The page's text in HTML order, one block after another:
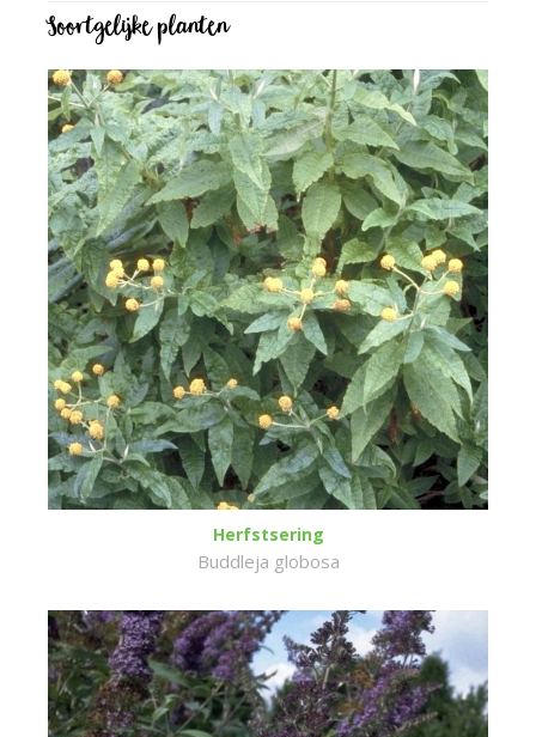
Soortgelijke planten
Herfstsering
Buddleja globosa